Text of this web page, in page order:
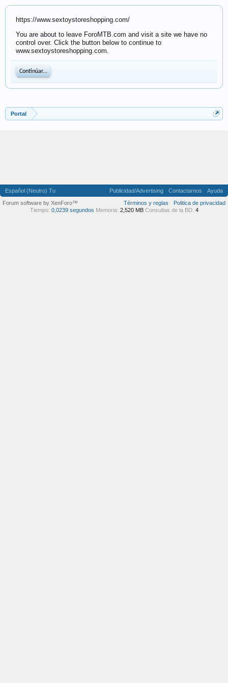
https://www.sextoystoreshopping.com/
You are about to leave ForoMTB.com and visit a site we have no
control over. Click the button below to continue to
www.sextoystoreshopping.com.
Continúar...
Portal
Español (Neutro) Tu Publicidad/Advertising Contactarnos
Ayuda
Términos y reglas
Politica de privacidad
Forum software by XenForo™
Tiempo: 0,0239 segundos Memoria: 2,520 MB Consultas de la BD: 4